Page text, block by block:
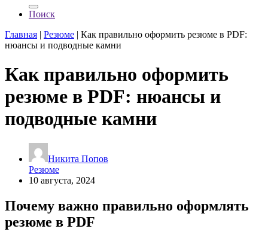
Поиск
Главная | Резюме | Как правильно оформить резюме в PDF:
нюансы и подводные камни
Как правильно оформить
резюме в PDF: нюансы и
подводные камни
Никита Попов
Резюме
10 августа, 2024
Почему важно правильно оформлять
резюме в PDF